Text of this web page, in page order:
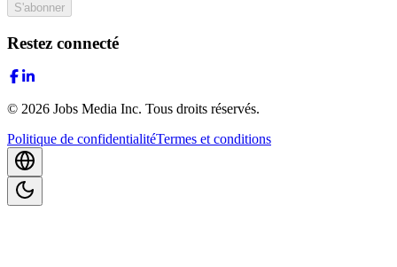
S'abonner
Restez connecté
© 2026 Jobs Media Inc. Tous droits réservés.
Politique de confidentialitéTermes et conditions